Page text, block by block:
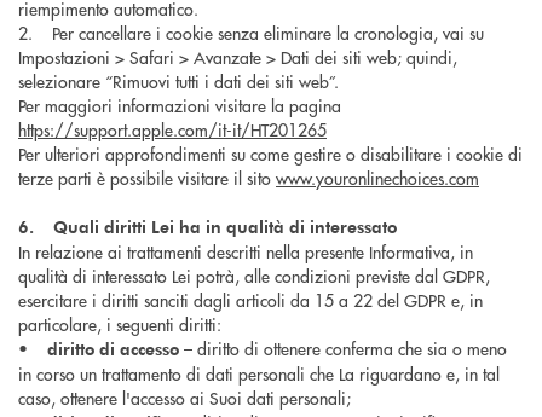
riempimento automatico.
2. Per cancellare i cookie senza eliminare la cronologia, vai su
Impostazioni > Safari > Avanzate > Dati dei siti web; quindi,
selezionare “Rimuovi tutti i dati dei siti web”.
Per maggiori informazioni visitare la pagina
https://support.apple.com/it-it/HT201265
Per ulteriori approfondimenti su come gestire o disabilitare i cookie di
terze parti è possibile visitare il sito www.youronlinechoices.com
6. Quali diritti Lei ha in qualità di interessato
In relazione ai trattamenti descritti nella presente Informativa, in
qualità di interessato Lei potrà, alle condizioni previste dal GDPR,
esercitare i diritti sanciti dagli articoli da 15 a 22 del GDPR e, in
particolare, i seguenti diritti:
• diritto di accesso – diritto di ottenere conferma che sia o meno
in corso un trattamento di dati personali che La riguardano e, in tal
caso, ottenere l'accesso ai Suoi dati personali;